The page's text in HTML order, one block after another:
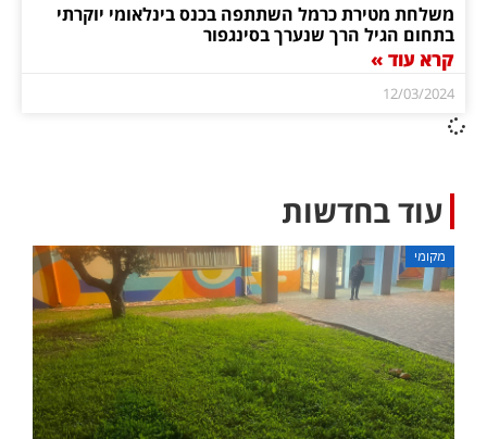
משלחת מטירת כרמל השתתפה בכנס בינלאומי יוקרתי
בתחום הגיל הרך שנערך בסינגפור
קרא עוד »
12/03/2024
עוד בחדשות
מקומי